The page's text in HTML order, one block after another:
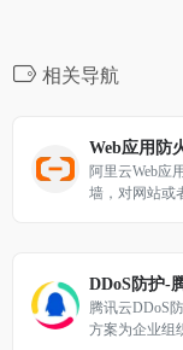
相关导航
阿里云Web应
墙，对网站或
器。避免网站
恶意入侵，保
核心数据安全
DDoS防护-
腾讯云DDoS
方案为企业组